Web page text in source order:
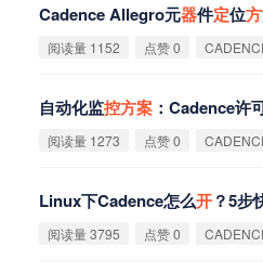
Cadence Allegro元器件定位方
阅读量 1152 点赞 0
自动化监控方案 ：Cadence许
阅读量 1273 点赞 0
Linux下Cadence怎么开？5步
阅读量 3795 点赞 0